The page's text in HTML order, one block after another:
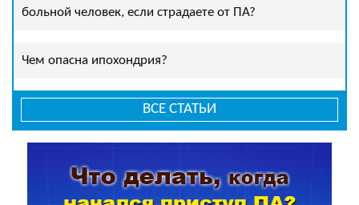
больной человек, если страдаете от ПА?
Чем опасна ипохондрия?
ВСЕ СТАТЬИ